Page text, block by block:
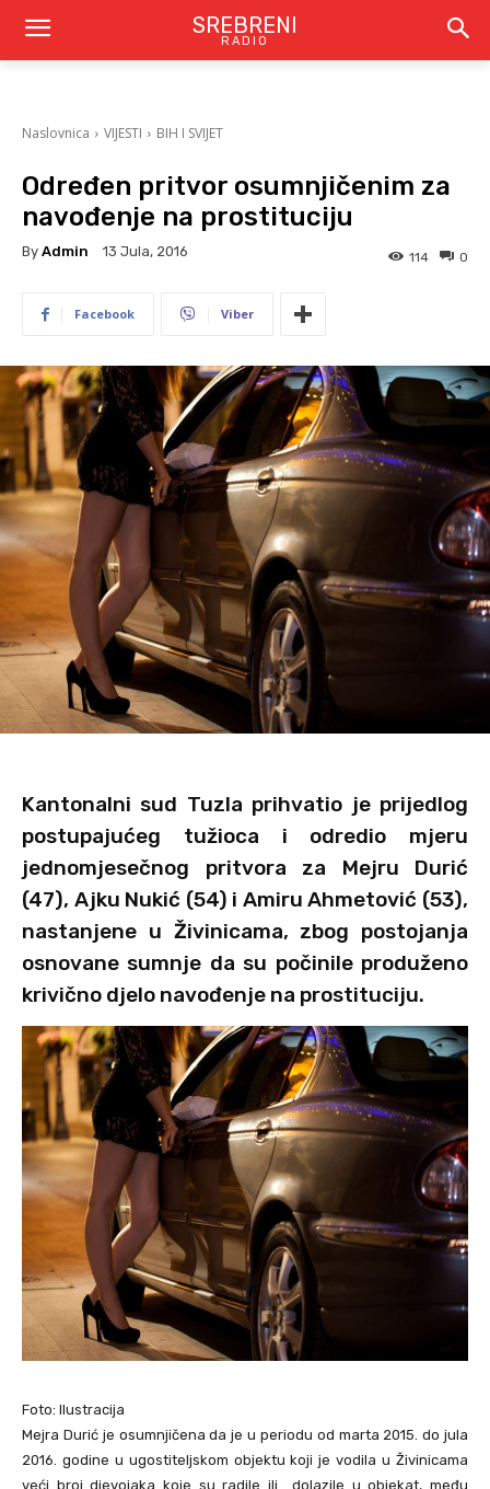
SREBRENI
RADIO
Naslovnica VIJESTI BIH I SVIJET
Određen pritvor osumnjičenim za
navođenje na prostituciju
By Admin 13 Jula, 2016 0
114
Facebook Viber
Kantonalni sud Tuzla prihvatio je prijedlog
postupajućeg tužioca i odredio mjeru
jednomjesečnog pritvora za Mejru Durić
(47), Ajku Nukić (54) i Amiru Ahmetović (53),
nastanjene u Živinicama, zbog postojanja
osnovane sumnje da su počinile produženo
krivično djelo navođenje na prostituciju.
Foto: Ilustracija
Mejra Durić je osumnjičena da je u periodu od marta 2015. do jula
2016. godine u ugostiteljskom objektu koji je vodila u Živinicama
veći broj djevojaka koje su radile ili dolazile u objekat, među